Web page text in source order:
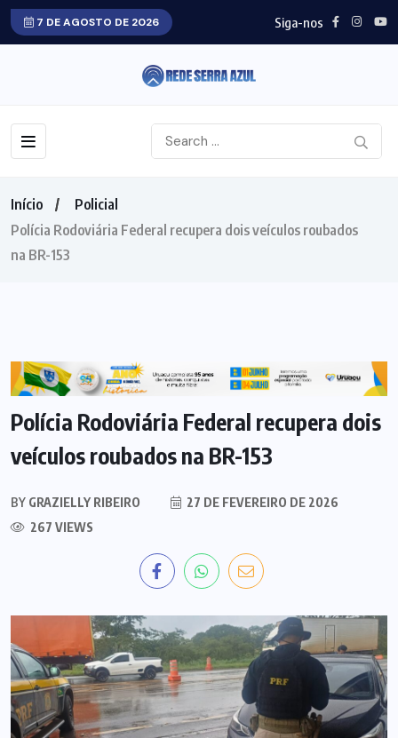
7 DE AGOSTO DE 2026 Siga-nos
Início
Policial
Polícia Rodoviária Federal recupera dois veículos roubados
na BR-153
POLICIAL GOIÁS PRF
Polícia Rodoviária Federal recupera dois
veículos roubados na BR-153
BY GRAZIELLY RIBEIRO
27 DE FEVEREIRO DE 2026
267 VIEWS